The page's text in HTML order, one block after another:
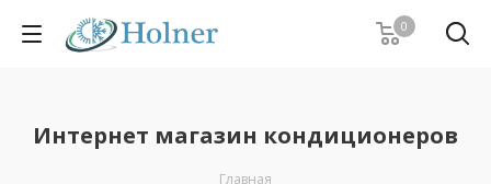
0
Интернет магазин кондиционеров
Главная